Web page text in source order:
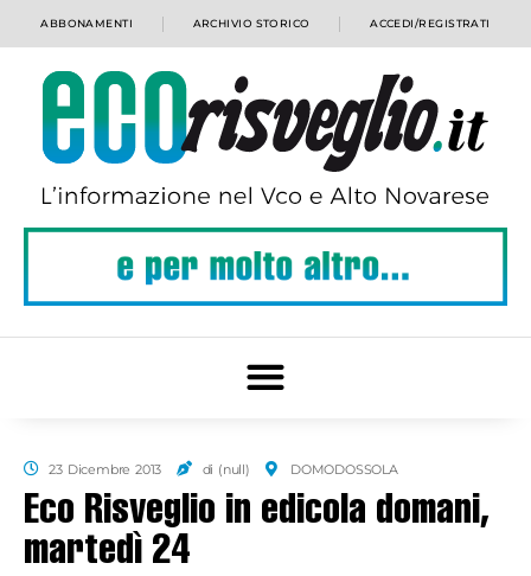
ABBONAMENTI ARCHIVIO STORICO ACCEDI/REGISTRATI
23 Dicembre 2013 di (null) DOMODOSSOLA
Eco Risveglio in edicola domani,
martedì 24